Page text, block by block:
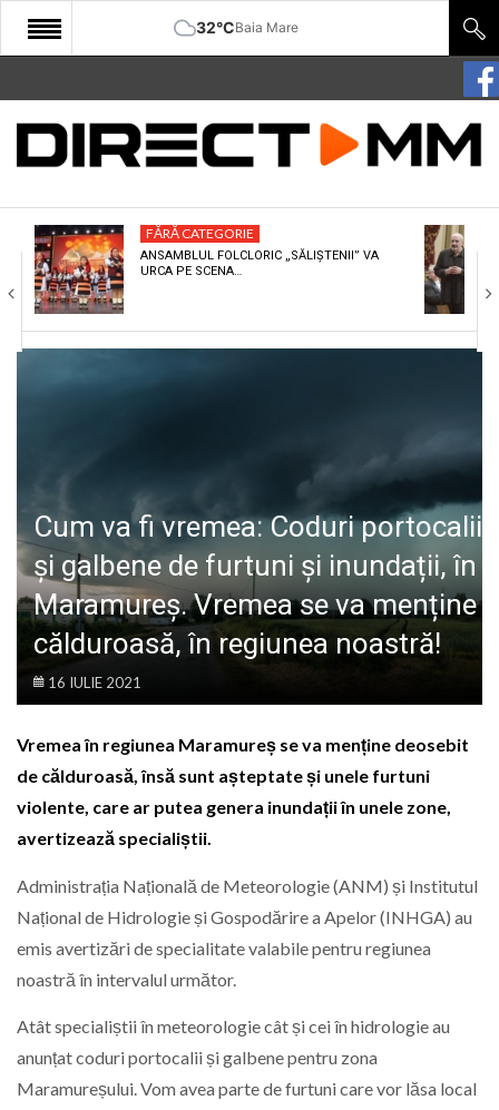
32°CBaia Mare
START
COMUNITATE
CULTURA
ECONOMIE
SANATATE
LIFE
FĂRĂ CATEGORIE
ANSAMBLUL FOLCLORIC „SĂLIȘTENII” VA
URCA PE SCENA…
Cum va fi vremea: Coduri portocalii
și galbene de furtuni și inundații, în
Maramureș. Vremea se va menține
călduroasă, în regiunea noastră!
16 IULIE 2021
Vremea în regiunea Maramureș se va menține deosebit
de călduroasă, însă sunt așteptate și unele furtuni
violente, care ar putea genera inundații în unele zone,
avertizează specialiștii.
Administrația Națională de Meteorologie (ANM) și Institutul
Național de Hidrologie și Gospodărire a Apelor (INHGA) au
emis avertizări de specialitate valabile pentru regiunea
noastră în intervalul următor.
Atât specialiștii în meteorologie cât și cei în hidrologie au
anunțat coduri portocalii și galbene pentru zona
Maramureșului. Vom avea parte de furtuni care vor lăsa local